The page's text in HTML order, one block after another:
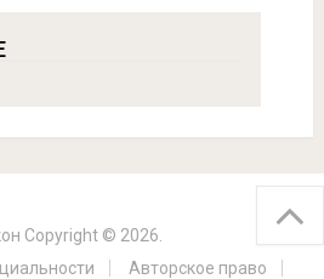
Copyright © 2026.
Авторское право